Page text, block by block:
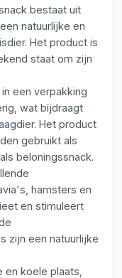
bestaat uit
natuurlijke en
Het product is
staat om zijn
een verpakking
wat bijdraagt
Het product
gebruikt als
beloningssnack.
hamsters en
en stimuleert
zijn een natuurlijke
koele plaats,